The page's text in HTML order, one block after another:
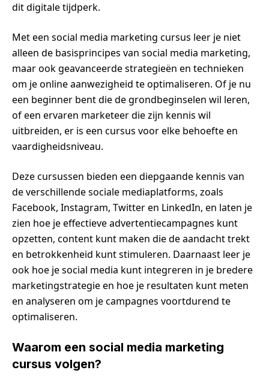
dit digitale tijdperk.
Met een social media marketing cursus leer je niet
alleen de basisprincipes van social media marketing,
maar ook geavanceerde strategieën en technieken
om je online aanwezigheid te optimaliseren. Of je nu
een beginner bent die de grondbeginselen wil leren,
of een ervaren marketeer die zijn kennis wil
uitbreiden, er is een cursus voor elke behoefte en
vaardigheidsniveau.
Deze cursussen bieden een diepgaande kennis van
de verschillende sociale mediaplatforms, zoals
Facebook, Instagram, Twitter en LinkedIn, en laten je
zien hoe je effectieve advertentiecampagnes kunt
opzetten, content kunt maken die de aandacht trekt
en betrokkenheid kunt stimuleren. Daarnaast leer je
ook hoe je social media kunt integreren in je bredere
marketingstrategie en hoe je resultaten kunt meten
en analyseren om je campagnes voortdurend te
optimaliseren.
Waarom een social media marketing
cursus volgen?